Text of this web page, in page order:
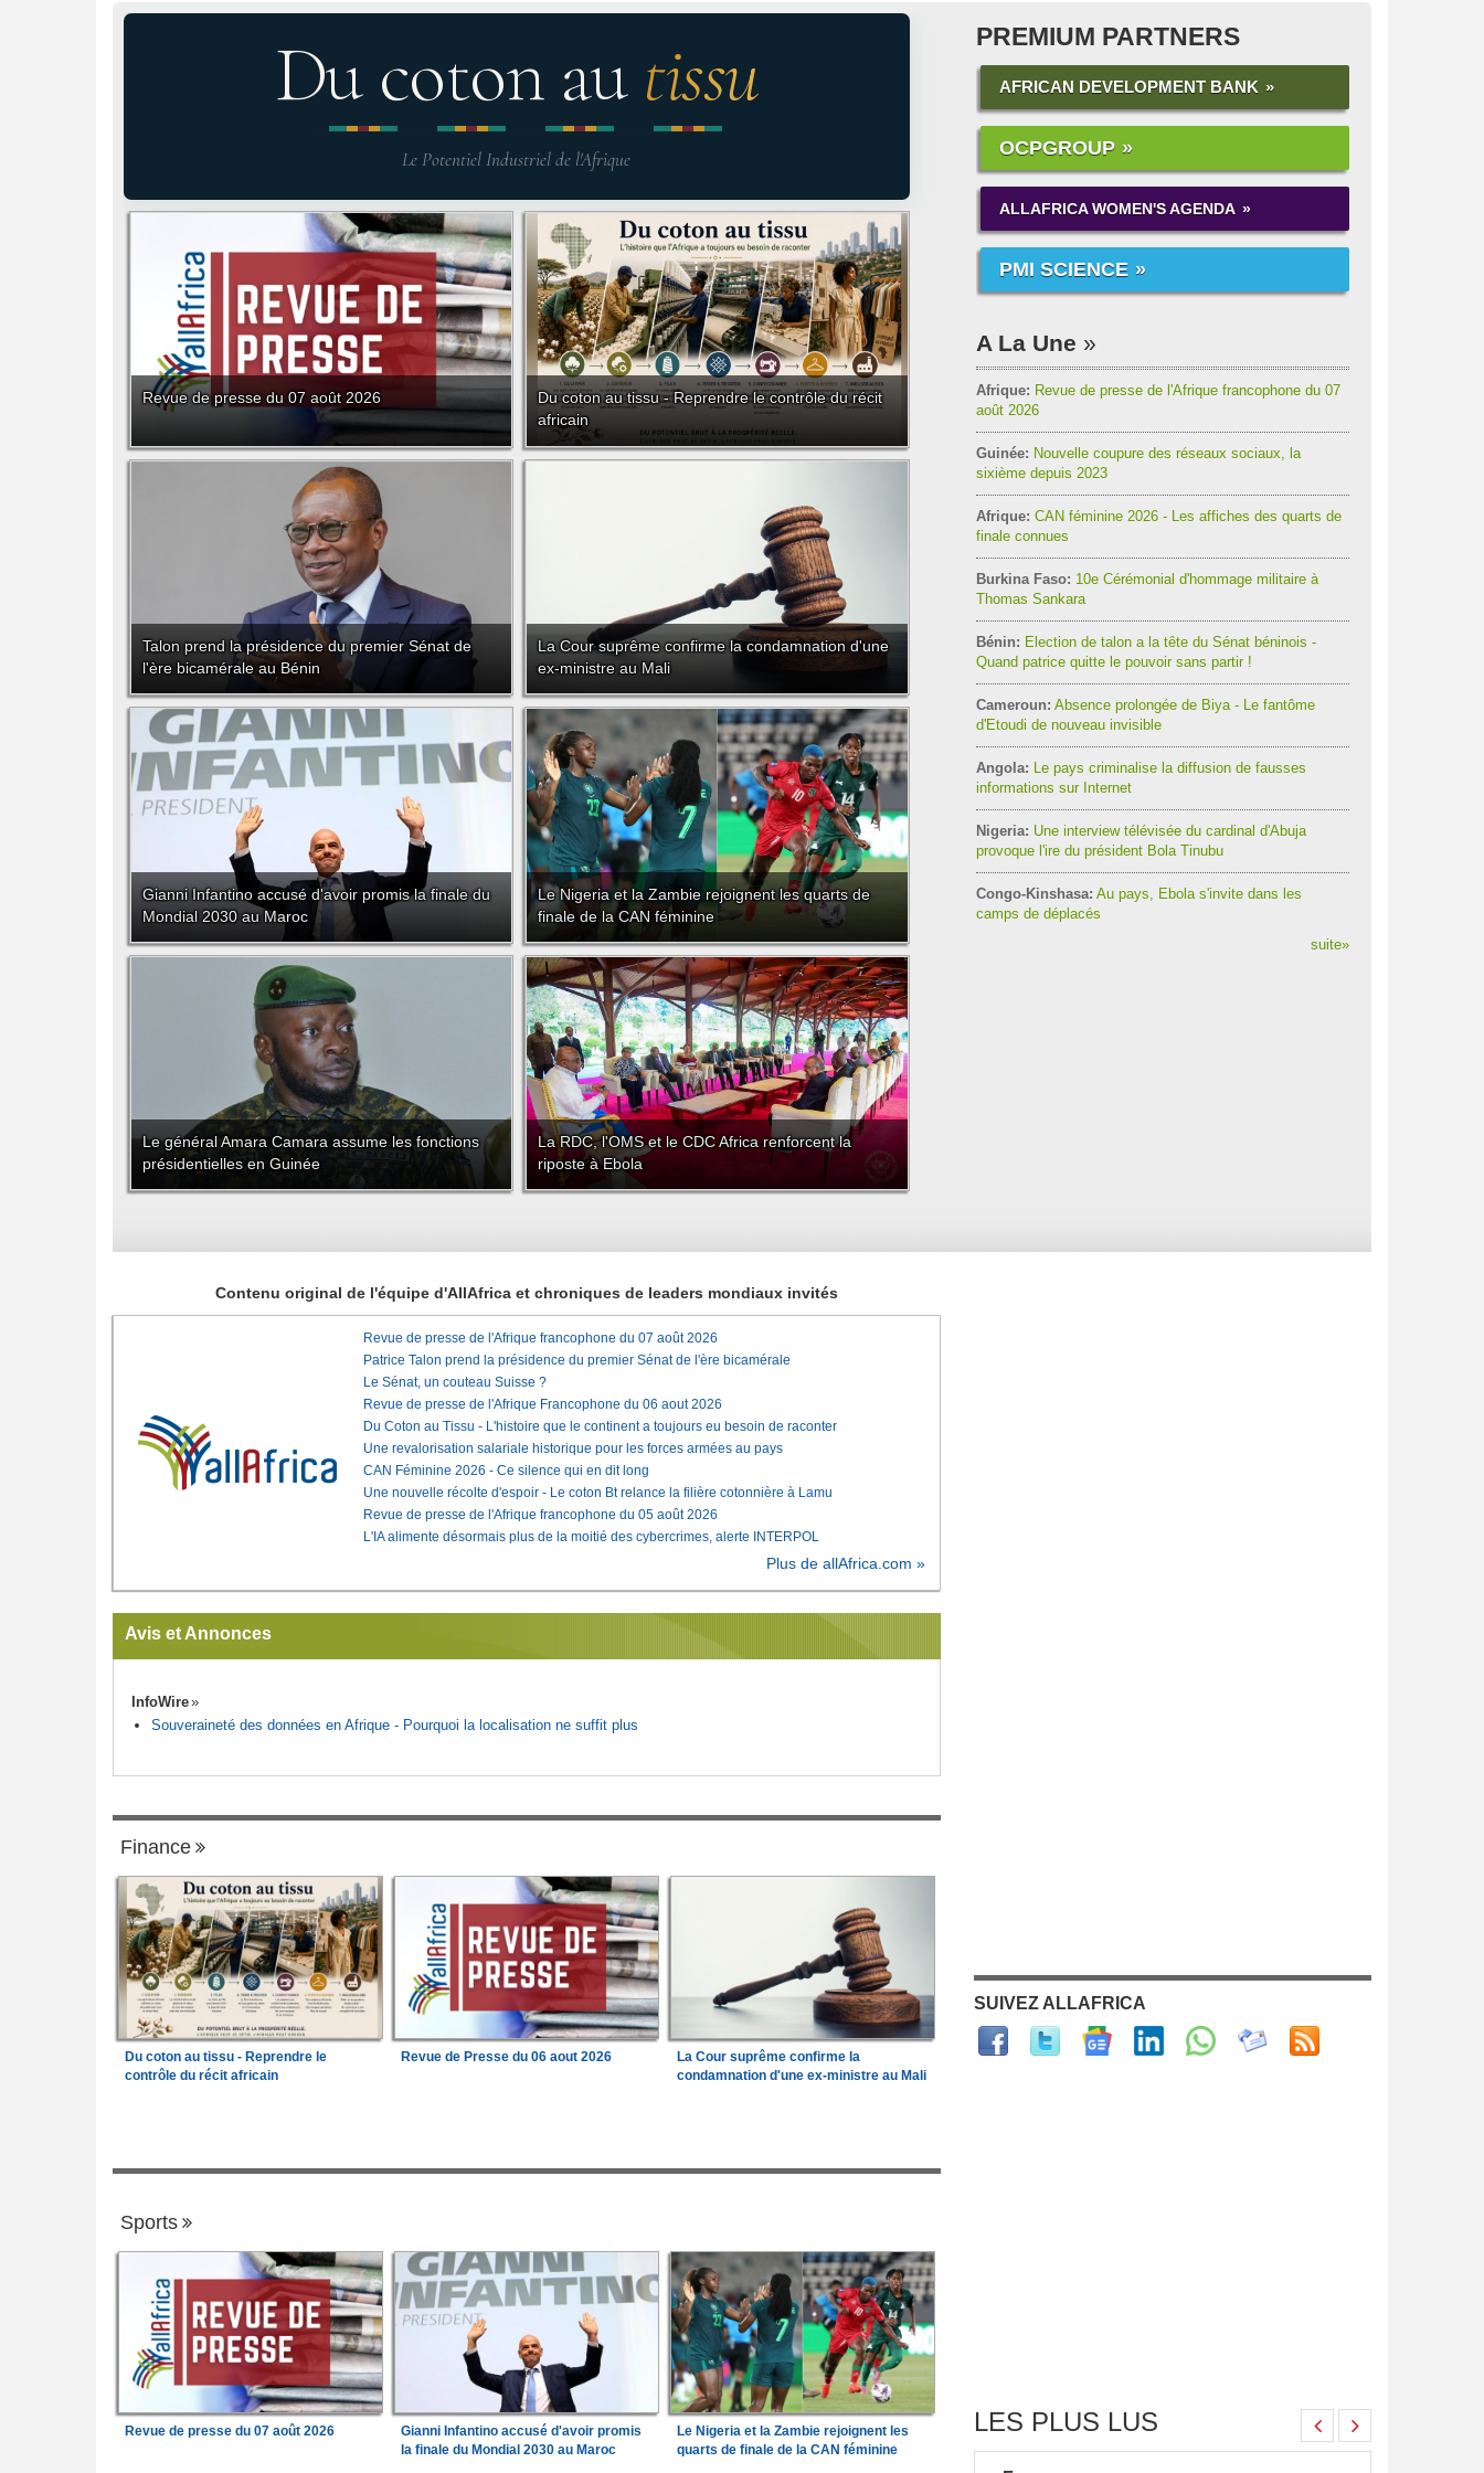
Du coton au tissu
Le Potentiel Industriel de l'Afrique
Revue de presse du 07 août 2026
Du coton au tissu - Reprendre le contrôle du récit
africain
Talon prend la présidence du premier Sénat de
l'ère bicamérale au Bénin
La Cour suprême confirme la condamnation d'une
ex-ministre au Mali
Gianni Infantino accusé d'avoir promis la finale du
Mondial 2030 au Maroc
Le Nigeria et la Zambie rejoignent les quarts de
finale de la CAN féminine
Le général Amara Camara assume les fonctions
présidentielles en Guinée
La RDC, l'OMS et le CDC Africa renforcent la
riposte à Ebola
PREMIUM PARTNERS
AFRICAN DEVELOPMENT BANK
OCPGROUP
ALLAFRICA WOMEN'S AGENDA
PMI SCIENCE
A La Une
Afrique: Revue de presse de l'Afrique francophone du 07
août 2026
Guinée: Nouvelle coupure des réseaux sociaux, la
sixième depuis 2023
Afrique: CAN féminine 2026 - Les affiches des quarts de
finale connues
Burkina Faso: 10e Cérémonial d'hommage militaire à
Thomas Sankara
Bénin: Election de talon a la tête du Sénat béninois -
Quand patrice quitte le pouvoir sans partir !
Cameroun: Absence prolongée de Biya - Le fantôme
d'Etoudi de nouveau invisible
Angola: Le pays criminalise la diffusion de fausses
informations sur Internet
Nigeria: Une interview télévisée du cardinal d'Abuja
provoque l'ire du président Bola Tinubu
Congo-Kinshasa: Au pays, Ebola s'invite dans les
camps de déplacés
suite»
Contenu original de l'équipe d'AllAfrica et chroniques de leaders mondiaux invités
Revue de presse de l'Afrique francophone du 07 août 2026
Patrice Talon prend la présidence du premier Sénat de l'ère bicamérale
Le Sénat, un couteau Suisse ?
Revue de presse de l'Afrique Francophone du 06 aout 2026
Du Coton au Tissu - L'histoire que le continent a toujours eu besoin de raconter
Une revalorisation salariale historique pour les forces armées au pays
CAN Féminine 2026 - Ce silence qui en dit long
Une nouvelle récolte d'espoir - Le coton Bt relance la filière cotonnière à Lamu
Revue de presse de l'Afrique francophone du 05 août 2026
L'IA alimente désormais plus de la moitié des cybercrimes, alerte INTERPOL
Plus de allAfrica.com »
Avis et Annonces
InfoWire
Souveraineté des données en Afrique - Pourquoi la localisation ne suffit plus
Finance
Du coton au tissu - Reprendre le
contrôle du récit africain
Revue de Presse du 06 aout 2026
La Cour suprême confirme la
condamnation d'une ex-ministre au Mali
Sports
Revue de presse du 07 août 2026
Gianni Infantino accusé d'avoir promis
la finale du Mondial 2030 au Maroc
Le Nigeria et la Zambie rejoignent les
quarts de finale de la CAN féminine
SUIVEZ ALLAFRICA
LES PLUS LUS